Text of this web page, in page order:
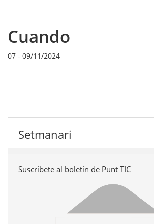
Cuando
07 - 09/11/2024
Setmanari
Suscríbete al boletín de Punt TIC